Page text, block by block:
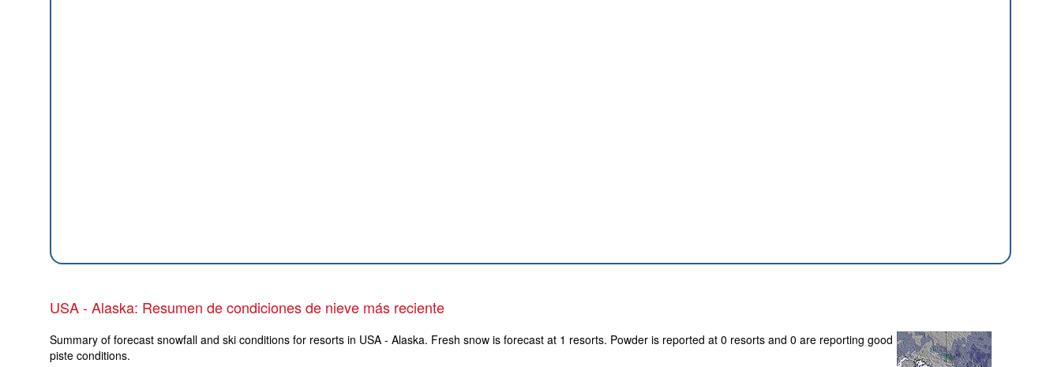
USA - Alaska: Resumen de condiciones de nieve más reciente
Summary of forecast snowfall and ski conditions for resorts in USA - Alaska. Fresh snow is forecast at 1 resorts. Powder is reported at 0 resorts and 0 are reporting good
piste conditions.